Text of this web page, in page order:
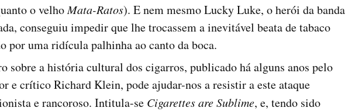
o velhoMata-Ratos). E nem mesmo Lucky Luke, o herói da banda
conseguiu impedir que lhe trocassem a inevitável beata de tabaco
por uma ridícula palhinha ao canto da boca.
sobre a história cultural dos cigarros, publicado há alguns anos pelo
e crítico Richard Klein, pode ajudar-nos a resistir a este ataque
e rancoroso. Intitula-se Cigarettes are Sublime, e, tendo sido